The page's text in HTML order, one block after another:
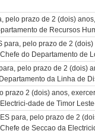
pelo prazo de 2 (dois)
de Recursos
para, pelo prazo de 2
do Departamento de
pelo prazo de 2 (dois)
da Linha de
prazo 2 (dois) anos,
dade de Timor
para, pelo prazo de 2
de Seccao da